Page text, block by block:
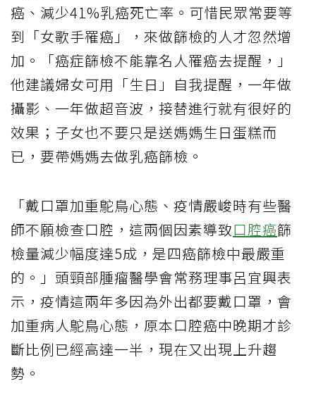
癌、減少41%乳癌死亡率。可惜民眾常要等
到「女歌手罹癌」，來做篩檢的人才忽然增
加。「癌症篩檢不能靠名人罹癌去提醒，」
他建議婦女可用「生日」自我提醒，一年做
攝影、一年做超音波，接替進行就有很好的
效果；子女也不要只是送媽媽生日蛋糕而
已，要帶媽媽去做乳癌篩檢。
「戴口罩加重鴕鳥心態、疫情嚴峻時有些醫
師不願檢查口腔，這兩個因素導致口腔癌篩
檢量減少幅度達5成，是四癌篩檢中最嚴重
的。」頭頸部腫瘤醫學會常務理事呂宜興表
示，疫情這兩年多因為外出都要戴口罩，會
加重病人鴕鳥心態，原本口腔癌中晚期才診
斷比例已經高達一半，現在又出現上升趨
勢。